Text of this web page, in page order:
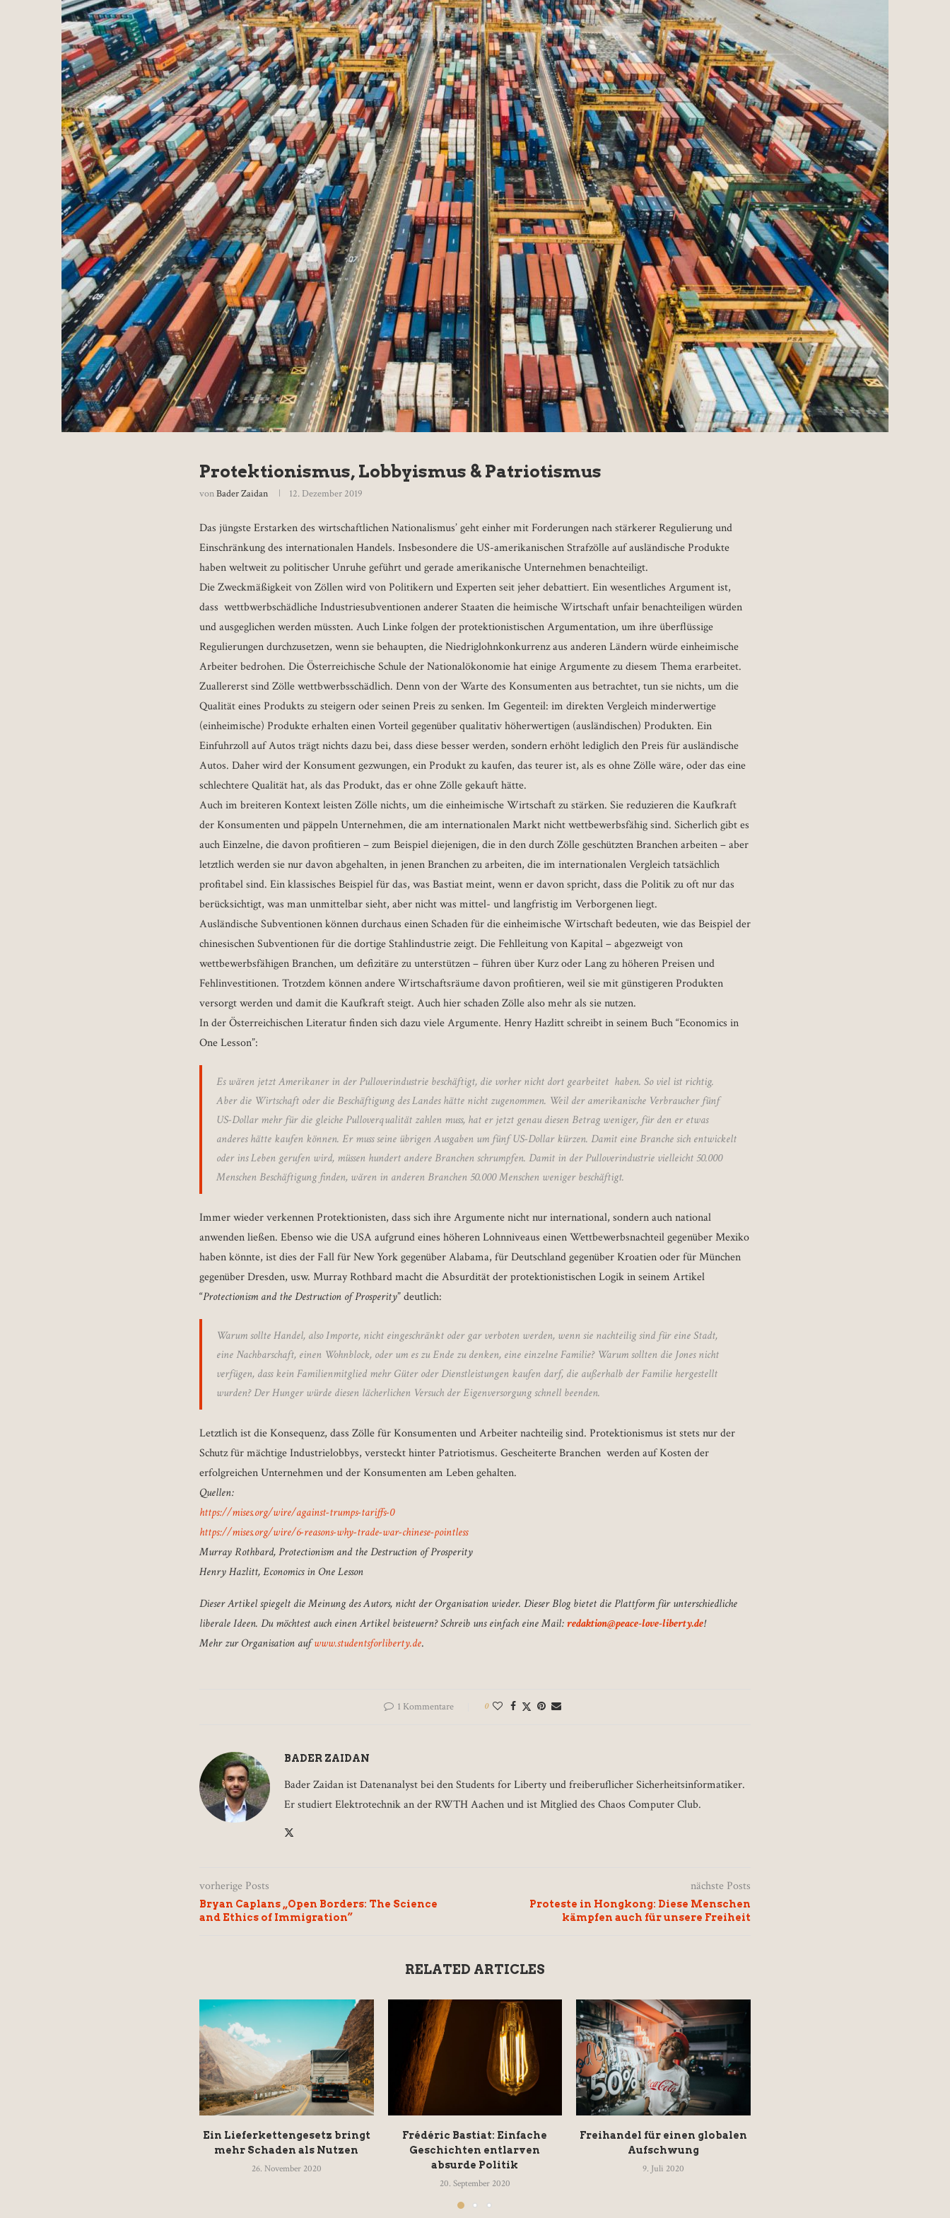
Protektionismus, Lobbyismus & Patriotismus
vonBader Zaidan 12. Dezember 2019
Das jüngste Erstarken des wirtschaftlichen Nationalismus’ geht einher mit Forderungen nach stärkerer Regulierung und
Einschränkung des internationalen Handels. Insbesondere die US-amerikanischen Strafzölle auf ausländische Produkte
haben weltweit zu politischer Unruhe geführt und gerade amerikanische Unternehmen benachteiligt.
Die Zweckmäßigkeit von Zöllen wird von Politikern und Experten seit jeher debattiert. Ein wesentliches Argument ist,
dass wettbwerbschädliche Industriesubventionen anderer Staaten die heimische Wirtschaft unfair benachteiligen würden
und ausgeglichen werden müssten. Auch Linke folgen der protektionistischen Argumentation, um ihre überflüssige
Regulierungen durchzusetzen, wenn sie behaupten, die Niedriglohnkonkurrenz aus anderen Ländern würde einheimische
Arbeiter bedrohen. Die Österreichische Schule der Nationalökonomie hat einige Argumente zu diesem Thema erarbeitet.
Zuallererst sind Zölle wettbwerbsschädlich. Denn von der Warte des Konsumenten aus betrachtet, tun sie nichts, um die
Qualität eines Produkts zu steigern oder seinen Preis zu senken. Im Gegenteil: im direkten Vergleich minderwertige
(einheimische) Produkte erhalten einen Vorteil gegenüber qualitativ höherwertigen (ausländischen) Produkten. Ein
Einfuhrzoll auf Autos trägt nichts dazu bei, dass diese besser werden, sondern erhöht lediglich den Preis für ausländische
Autos. Daher wird der Konsument gezwungen, ein Produkt zu kaufen, das teurer ist, als es ohne Zölle wäre, oder das eine
schlechtere Qualität hat, als das Produkt, das er ohne Zölle gekauft hätte.
Auch im breiteren Kontext leisten Zölle nichts, um die einheimische Wirtschaft zu stärken. Sie reduzieren die Kaufkraft
der Konsumenten und päppeln Unternehmen, die am internationalen Markt nicht wettbewerbsfähig sind. Sicherlich gibt es
auch Einzelne, die davon profitieren – zum Beispiel diejenigen, die in den durch Zölle geschützten Branchen arbeiten – aber
letztlich werden sie nur davon abgehalten, in jenen Branchen zu arbeiten, die im internationalen Vergleich tatsächlich
profitabel sind. Ein klassisches Beispiel für das, was Bastiat meint, wenn er davon spricht, dass die Politik zu oft nur das
berücksichtigt, was man unmittelbar sieht, aber nicht was mittel- und langfristig im Verborgenen liegt.
Ausländische Subventionen können durchaus einen Schaden für die einheimische Wirtschaft bedeuten, wie das Beispiel der
chinesischen Subventionen für die dortige Stahlindustrie zeigt. Die Fehlleitung von Kapital – abgezweigt von
wettbewerbsfähigen Branchen, um defizitäre zu unterstützen – führen über Kurz oder Lang zu höheren Preisen und
Fehlinvestitionen. Trotzdem können andere Wirtschaftsräume davon profitieren, weil sie mit günstigeren Produkten
versorgt werden und damit die Kaufkraft steigt. Auch hier schaden Zölle also mehr als sie nutzen.
In der Österreichischen Literatur finden sich dazu viele Argumente. Henry Hazlitt schreibt in seinem Buch “Economics in
One Lesson”:
Es wären jetzt Amerikaner in der Pulloverindustrie beschäftigt, die vorher nicht dort gearbeitet haben. So viel ist richtig.
Aber die Wirtschaft oder die Beschäftigung des Landes hätte nicht zugenommen. Weil der amerikanische Verbraucher fünf
US-Dollar mehr für die gleiche Pulloverqualität zahlen muss, hat er jetzt genau diesen Betrag weniger, für den er etwas
anderes hätte kaufen können. Er muss seine übrigen Ausgaben um fünf US-Dollar kürzen. Damit eine Branche sich entwickelt
oder ins Leben gerufen wird, müssen hundert andere Branchen schrumpfen. Damit in der Pulloverindustrie vielleicht 50.000
Menschen Beschäftigung finden, wären in anderen Branchen 50.000 Menschen weniger beschäftigt.
Immer wieder verkennen Protektionisten, dass sich ihre Argumente nicht nur international, sondern auch national
anwenden ließen. Ebenso wie die USA aufgrund eines höheren Lohnniveaus einen Wettbewerbsnachteil gegenüber Mexiko
haben könnte, ist dies der Fall für New York gegenüber Alabama, für Deutschland gegenüber Kroatien oder für München
gegenüber Dresden, usw. Murray Rothbard macht die Absurdität der protektionistischen Logik in seinem Artikel
“Protectionism and the Destruction of Prosperity” deutlich:
Warum sollte Handel, also Importe, nicht eingeschränkt oder gar verboten werden, wenn sie nachteilig sind für eine Stadt,
eine Nachbarschaft, einen Wohnblock, oder um es zu Ende zu denken, eine einzelne Familie? Warum sollten die Jones nicht
verfügen, dass kein Familienmitglied mehr Güter oder Dienstleistungen kaufen darf, die außerhalb der Familie hergestellt
wurden? Der Hunger würde diesen lächerlichen Versuch der Eigenversorgung schnell beenden.
Letztlich ist die Konsequenz, dass Zölle für Konsumenten und Arbeiter nachteilig sind. Protektionismus ist stets nur der
Schutz für mächtige Industrielobbys, versteckt hinter Patriotismus. Gescheiterte Branchen werden auf Kosten der
erfolgreichen Unternehmen und der Konsumenten am Leben gehalten.
Quellen:
https://mises.org/wire/against-trumps-tariffs-0
https://mises.org/wire/6-reasons-why-trade-war-chinese-pointless
Murray Rothbard, Protectionism and the Destruction of Prosperity
Henry Hazlitt, Economics in One Lesson
Dieser Artikel spiegelt die Meinung des Autors, nicht der Organisation wieder. Dieser Blog bietet die Plattform für unterschiedliche
liberale Ideen. Du möchtest auch einen Artikel beisteuern? Schreib uns einfach eine Mail:redaktion@peace-love-liberty.de!
Mehr zur Organisation aufwww.studentsforliberty.de.
1 Kommentare 0
BADER ZAIDAN
Bader Zaidan ist Datenanalyst bei den Students for Liberty und freiberuflicher Sicherheitsinformatiker.
Er studiert Elektrotechnik an der RWTH Aachen und ist Mitglied des Chaos Computer Club.
vorherige Posts
Bryan Caplans „Open Borders: The Science
and Ethics of Immigration”
nächste Posts
Proteste in Hongkong: Diese Menschen
kämpfen auch für unsere Freiheit
RELATED ARTICLES
Ein Lieferkettengesetz bringt
mehr Schaden als Nutzen
26. November 2020
Frédéric Bastiat: Einfache
Geschichten entlarven
absurde Politik
20. September 2020
Freihandel für einen globalen
Aufschwung
9. Juli 2020